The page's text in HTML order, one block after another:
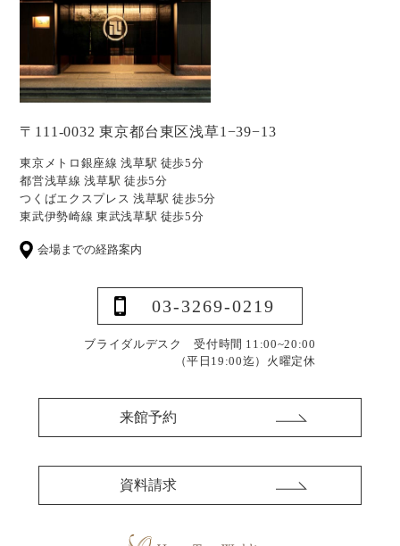
〒111-0032 東京都台東区浅草1−39−13
東京メトロ銀座線 浅草駅 徒歩5分
都営浅草線 浅草駅 徒歩5分
つくばエクスプレス 浅草駅 徒歩5分
東武伊勢崎線 東武浅草駅 徒歩5分
会場までの経路案内
03-3269-0219
ブライダルデスク 受付時間 11:00~20:00
（平日19:00迄） 火曜定休
来館予約
資料請求